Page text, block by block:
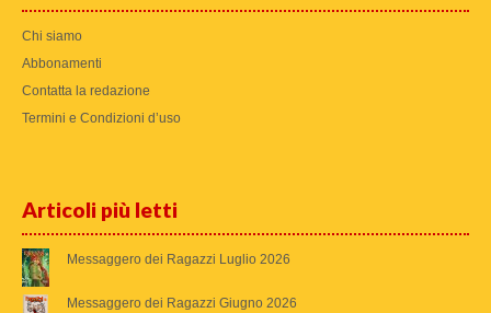
Chi siamo
Abbonamenti
Contatta la redazione
Termini e Condizioni d’uso
Articoli più letti
Messaggero dei Ragazzi Luglio 2026
Messaggero dei Ragazzi Giugno 2026